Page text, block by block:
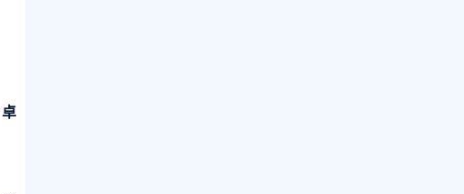
卓